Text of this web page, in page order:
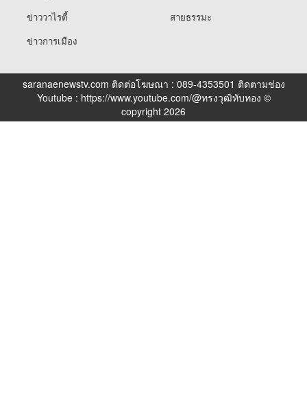
ข่าววาไรตี้
สายธรรมะ
ข่าวการเมือง
saranaenewstv.com ติดต่อโฆษณา : 089-4353501 ติดตามช่อง
Youtube : https://www.youtube.com/@ทรงวุฒิทับทอง ©
copyright 2026